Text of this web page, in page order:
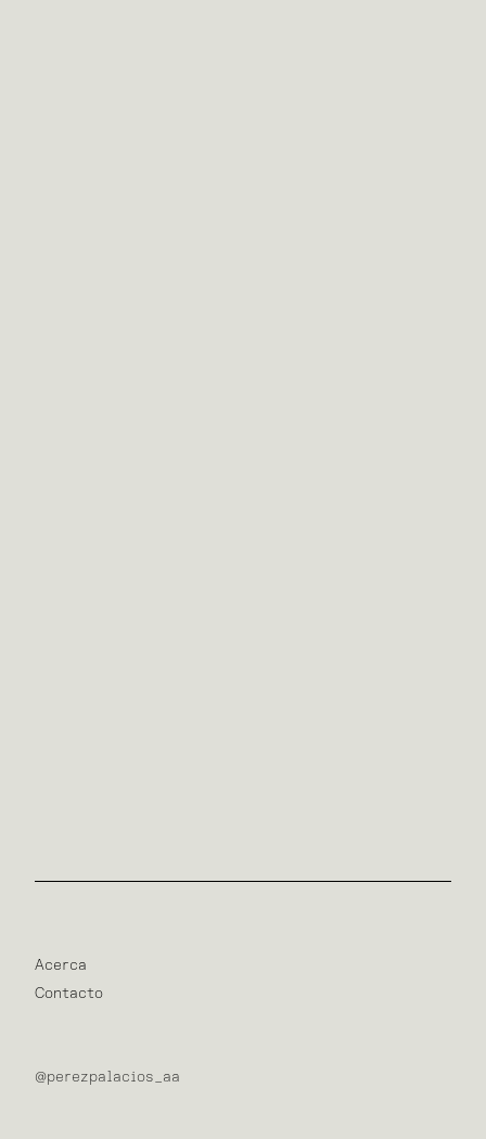
Acerca
Contacto
@perezpalacios_aa